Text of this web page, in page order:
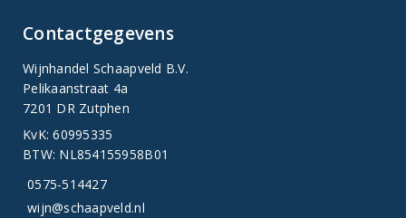
Contactgegevens
Wijnhandel Schaapveld B.V.
Pelikaanstraat 4a
7201 DR Zutphen
KvK: 60995335
BTW: NL854155958B01
0575-514427
wijn@schaapveld.nl